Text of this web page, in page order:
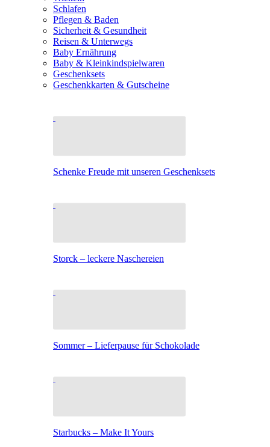
Schlafen
Pflegen & Baden
Sicherheit & Gesundheit
Reisen & Unterwegs
Baby Ernährung
Baby & Kleinkindspielwaren
Geschenksets
Geschenkkarten & Gutscheine
Schenke Freude mit unseren Geschenksets
Storck – leckere Naschereien
Sommer – Lieferpause für Schokolade
Starbucks – Make It Yours